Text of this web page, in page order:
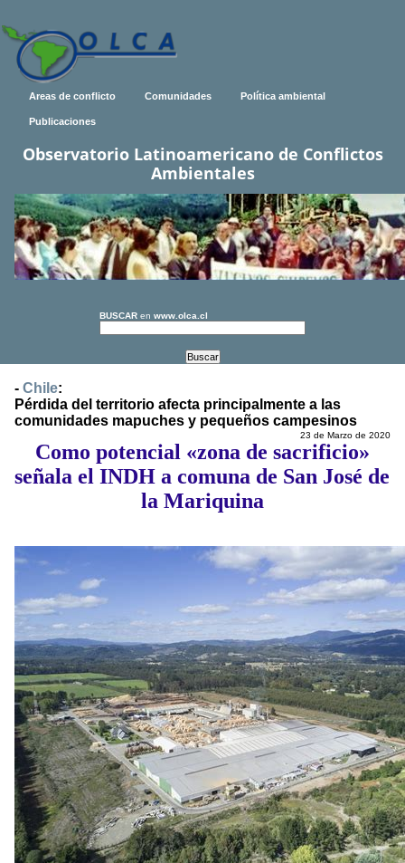
Areas de conflicto Comunidades Política ambiental
Publicaciones
Observatorio Latinoamericano de Conflictos
Ambientales
BUSCAR en www.olca.cl
- Chile:
Pérdida del territorio afecta principalmente a las
comunidades mapuches y pequeños campesinos
23 de Marzo de 2020
Como potencial «zona de sacrificio»
señala el INDH a comuna de San José de
la Mariquina